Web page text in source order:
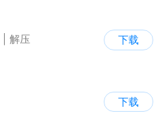
解压
下载
下载